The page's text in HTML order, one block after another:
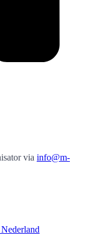
via info@m-